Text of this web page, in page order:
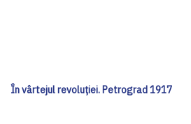
În vârtejul revoluției. Petrograd 1917